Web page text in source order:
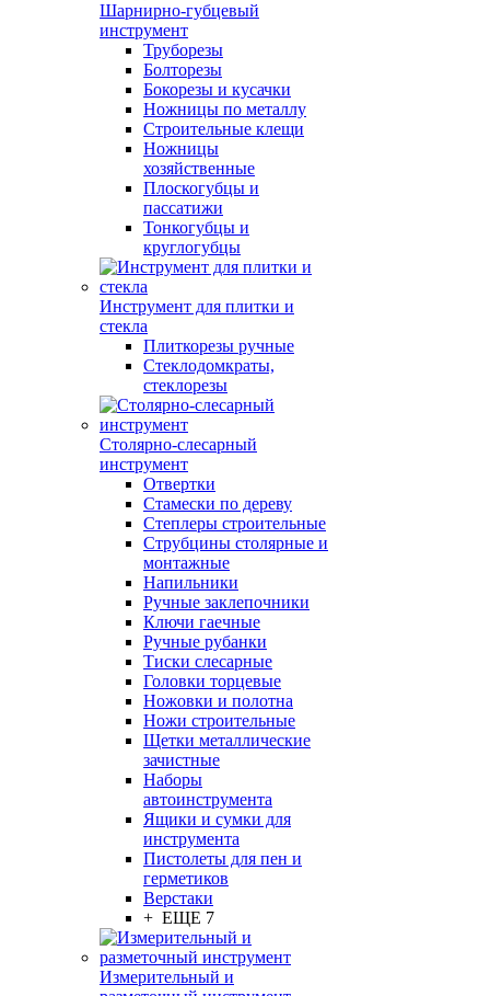
Шарнирно-губцевый
инструмент
Труборезы
Болторезы
Бокорезы и кусачки
Ножницы по металлу
Строительные клещи
Ножницы
хозяйственные
Плоскогубцы и
пассатижи
Тонкогубцы и
круглогубцы
Инструмент для плитки и
стекла
Плиткорезы ручные
Стеклодомкраты,
стеклорезы
Столярно-слесарный
инструмент
Отвертки
Стамески по дереву
Степлеры строительные
Струбцины столярные и
монтажные
Напильники
Ручные заклепочники
Ключи гаечные
Ручные рубанки
Тиски слесарные
Головки торцевые
Ножовки и полотна
Ножи строительные
Щетки металлические
зачистные
Наборы
автоинструмента
Ящики и сумки для
инструмента
Пистолеты для пен и
герметиков
Верстаки
+ ЕЩЕ 7
Измерительный и